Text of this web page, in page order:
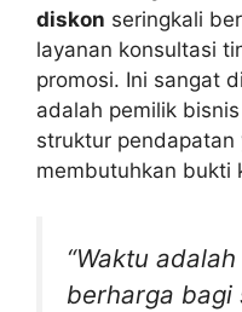
diskon seringkali
layanan konsultasi
promosi. Ini sangat
adalah pemilik
struktur pendapatan
membutuhkan bukti
“Waktu
berharga bagi